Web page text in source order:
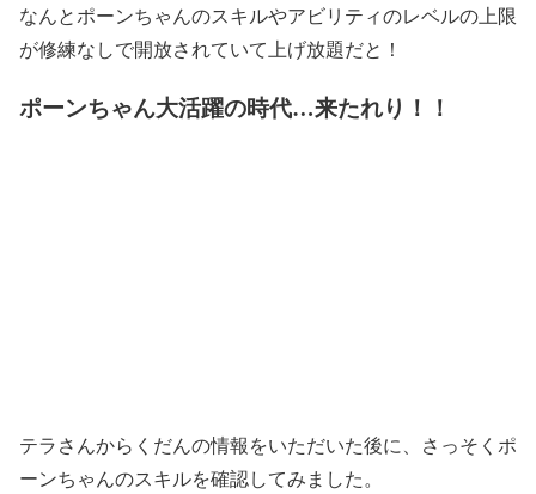
なんとポーンちゃんのスキルやアビリティのレベルの上限
が修練なしで開放されていて上げ放題だと！
ポーンちゃん大活躍の時代…来たれり！！
テラさんからくだんの情報をいただいた後に、さっそくポ
ーンちゃんのスキルを確認してみました。